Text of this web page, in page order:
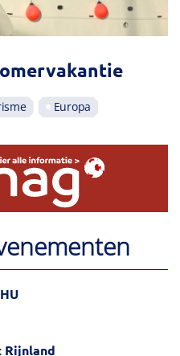
Europa
Rijnland